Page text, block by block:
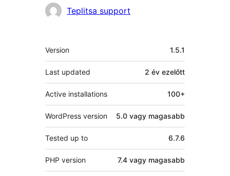
Teplitsa support
Meta
Version 1.5.1
Last updated 2 év ezelőtt
Active installations 100+
WordPress version 5.0 vagy magasabb
Tested up to 6.7.6
PHP version 7.4 vagy magasabb